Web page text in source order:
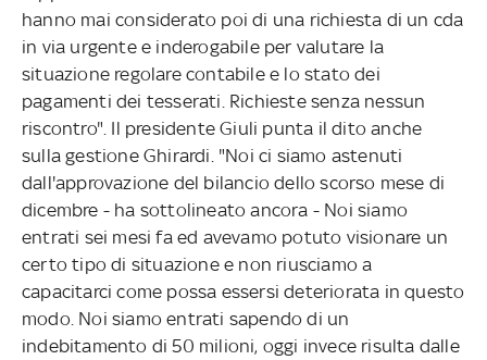
hanno mai considerato poi di una richiesta di un cda
in via urgente e inderogabile per valutare la
situazione regolare contabile e lo stato dei
pagamenti dei tesserati. Richieste senza nessun
riscontro". Il presidente Giuli punta il dito anche
sulla gestione Ghirardi. "Noi ci siamo astenuti
dall'approvazione del bilancio dello scorso mese di
dicembre - ha sottolineato ancora - Noi siamo
entrati sei mesi fa ed avevamo potuto visionare un
certo tipo di situazione e non riusciamo a
capacitarci come possa essersi deteriorata in questo
modo. Noi siamo entrati sapendo di un
indebitamento di 50 milioni, oggi invece risulta dalle